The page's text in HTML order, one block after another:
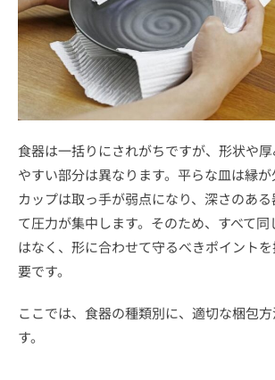
食器は一括りにされがちですが、形状や
やすい部分は異なります。平らな皿は縁
カップは取っ手が弱点になり、深さのあ
て圧力が集中します。そのため、すべて
はなく、形に合わせて守るべきポイント
要です。
ここでは、食器の種類別に、適切な梱包
す。